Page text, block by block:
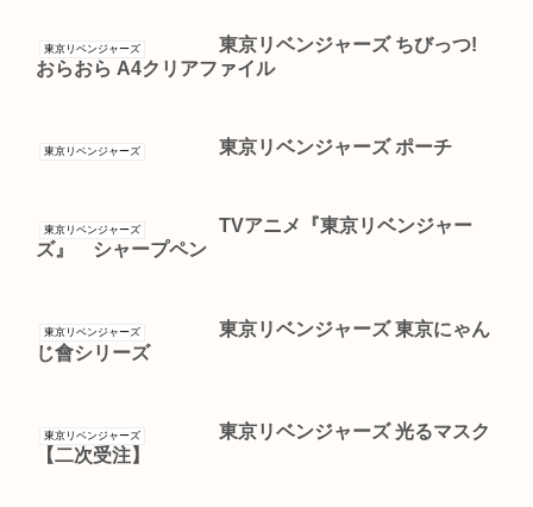
東京リベンジャーズ
東京リベンジャーズ ちびっつ!
おらおら A4クリアファイル
東京リベンジャーズ 東京リベンジャーズ ポーチ
東京リベンジャーズ
TVアニメ『東京リベンジャー
ズ』 シャープペン
東京リベンジャーズ
東京リベンジャーズ 東京にゃん
じ會シリーズ
東京リベンジャーズ
東京リベンジャーズ 光るマスク
【二次受注】